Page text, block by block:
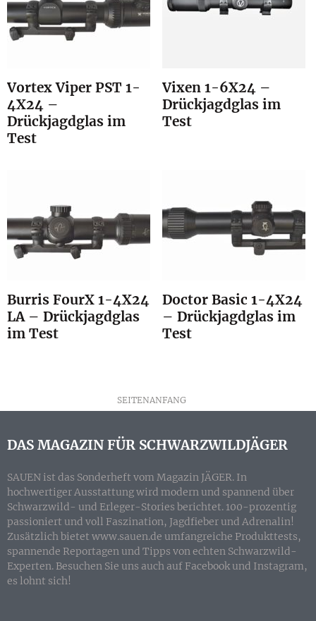
Vortex Viper PST 1-
4X24 –
Drückjagdglas im
Test
Vixen 1-6X24 –
Drückjagdglas im
Test
Burris FourX 1-4X24
LA – Drückjagdglas
im Test
Doctor Basic 1-4X24
– Drückjagdglas im
Test
SEITENANFANG
DAS MAGAZIN FÜR SCHWARZWILDJÄGER
SAUEN ist das Sonderheft vom Magazin JÄGER. In
hochwertiger Ausstattung wird modern und spannend über
Schwarzwild- und Erleger-Stories berichtet. 100-prozentig
passioniert und voll Faszination, Jagdfieber und Adrenalin!
Zusätzlich bietet www.sauen.de umfangreiche Produkttests,
spannende Reportagen und Tipps von echten Schwarzwild-
Experten. Besuchen Sie uns auch auf Facebook und Instagram,
es lohnt sich!